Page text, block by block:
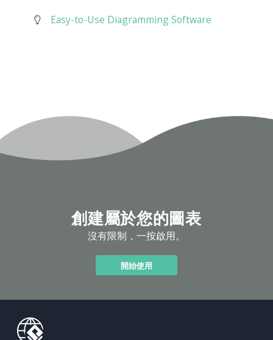
Easy-to-Use Diagramming Software
創建屬於您的圖表
沒有限制，一按啟用。
開始使用